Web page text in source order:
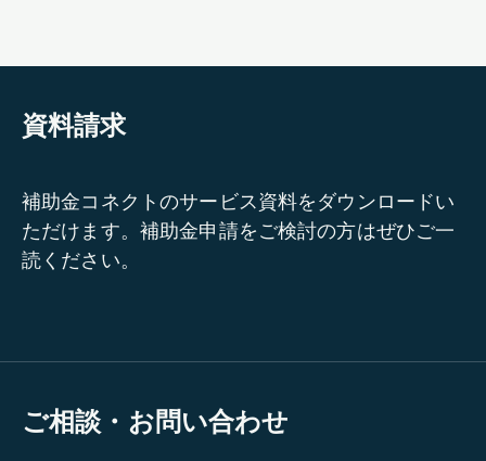
資料請求
補助金コネクトのサービス資料をダウンロードい
ただけます。補助金申請をご検討の方はぜひご一
読ください。
ご相談・お問い合わせ